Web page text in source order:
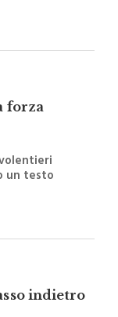
un testo
indietro